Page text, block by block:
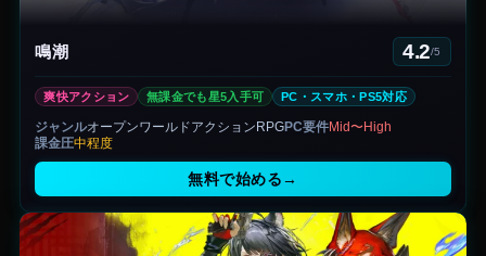
鳴潮 4.2/5
爽快アクション 無課金でも星5入手可 PC・スマホ・PS5対応
ジャンルオープンワールドアクションRPGPC要件Mid〜High
課金圧中程度
無料で始める →